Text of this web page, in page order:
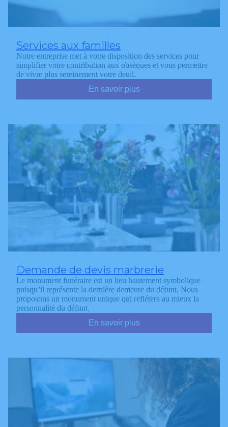
Services aux familles
Notre entreprise met à votre disposition des services pour
simplifier votre contribution aux obsèques et vous permettre
de vivre plus sereinement votre deuil.
En savoir plus
Demande de devis marbrerie
Le monument funéraire est un lieu hautement symbolique
puisqu’il représente la dernière demeure du défunt. Nous
proposons un monument unique qui reflétera au mieux la
personnalité du défunt.
En savoir plus